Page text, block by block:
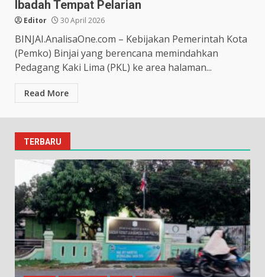
Ibadah Tempat Pelarian
Editor 30 April 2026
BINJAI.AnalisaOne.com – Kebijakan Pemerintah Kota
(Pemko) Binjai yang berencana memindahkan
Pedagang Kaki Lima (PKL) ke area halaman...
Read More
TERBARU